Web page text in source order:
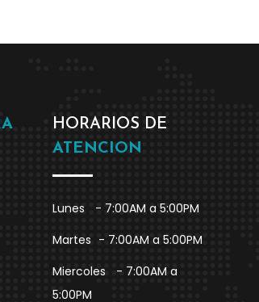
HORARIOS DE
ATENCION
Lunes
- 7:00AM a 5:00PM
Martes - 7:00AM a 5:00PM
Miercoles
- 7:00AM a
5:00PM